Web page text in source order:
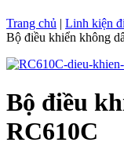
Trang chủ | Linh kiện
Bộ điều khiển không
Bộ điều
RC610C